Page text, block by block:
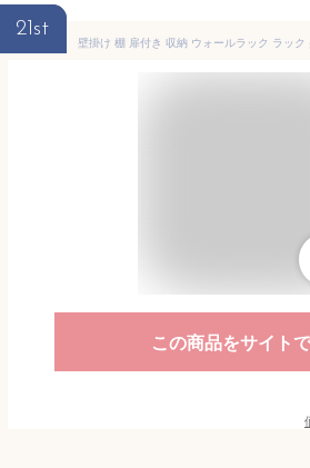
21st
この商品をサイト